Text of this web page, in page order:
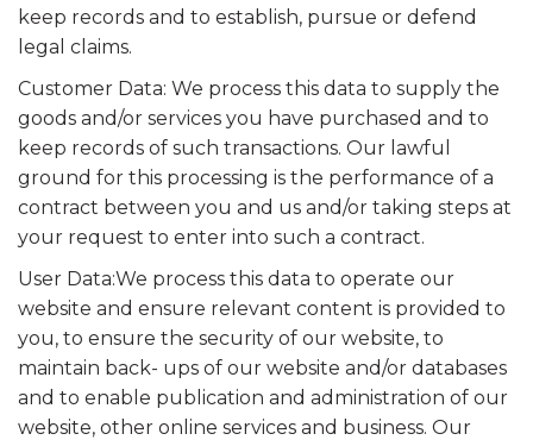
keep records and to establish, pursue or defend
legal claims.
Customer Data: We process this data to supply the
goods and/or services you have purchased and to
keep records of such transactions. Our lawful
ground for this processing is the performance of a
contract between you and us and/or taking steps at
your request to enter into such a contract.
User Data:We process this data to operate our
website and ensure relevant content is provided to
you, to ensure the security of our website, to
maintain back- ups of our website and/or databases
and to enable publication and administration of our
website, other online services and business. Our